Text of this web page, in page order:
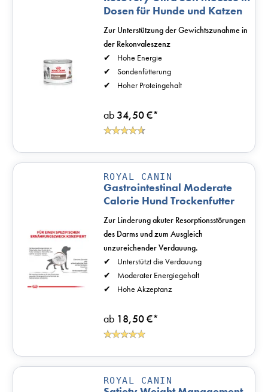
Dosen für Hunde und Katzen
ab 34,50 €*
Zur Unterstützung der Gewichtszunahme in
der Rekonvaleszenz
Hohe Energie
Sondenfütterung
Hoher Proteingehalt
ROYAL CANIN
Gastrointestinal Moderate
Calorie Hund Trockenfutter
ab 18,50 €*
Zur Linderung akuter Resorptionsstörungen
des Darms und zum Ausgleich
unzureichender Verdauung.
Unterstützt die Verdauung
Moderater Energiegehalt
Hohe Akzeptanz
ROYAL CANIN